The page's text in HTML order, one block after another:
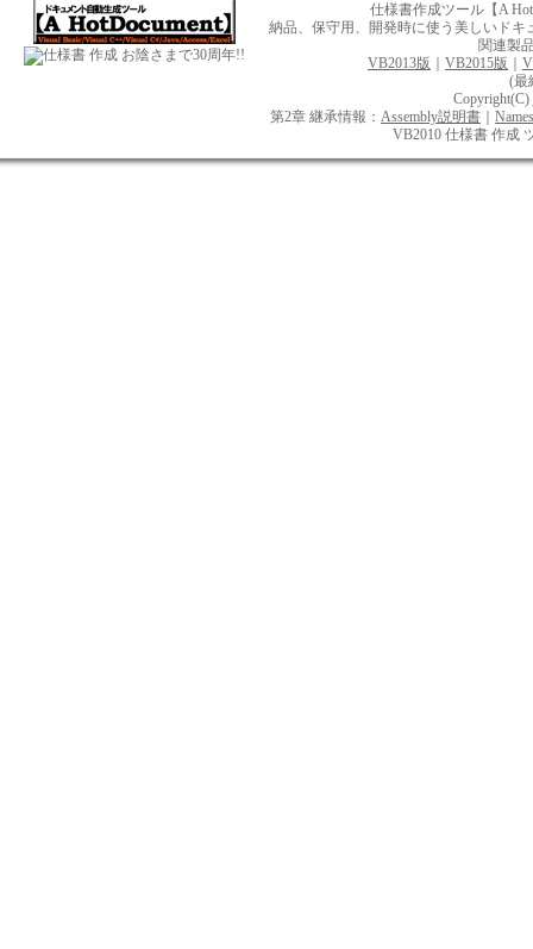
お陰さまで30周年!!
仕様書作成ツール【A
納品、保守用、開発時に使う美しいドキ
関連製
VB2013版
VB2015版
(最
Copyright(C)
第2章 継承情報： Assembly説明書
VB2010 仕様書 作成